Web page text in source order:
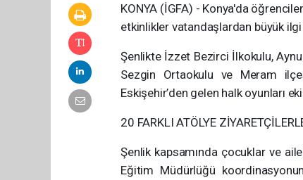
KONYA (İGFA) - Konya'da
etkinlikler vatandaşlardan büyük
Şenlikte İzzet Bezirci İlkokulu,
Sezgin Ortaokulu ve Meram
Eskişehir’den gelen halk oyunları
20 FARKLI ATÖLYE
Şenlik kapsamında çocuklar ve
Eğitim Müdürlüğü